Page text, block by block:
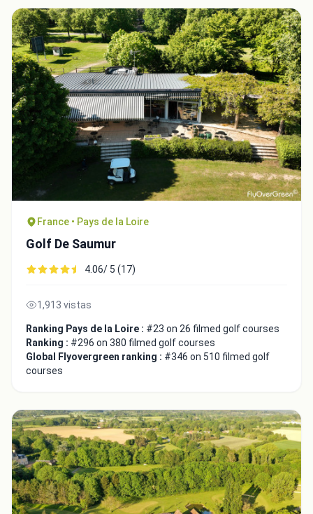
France • Pays de la Loire
Golf De Saumur
4.06/ 5 (17)
1,913 vistas
Ranking Pays de la Loire : #23 on 26 filmed golf courses
Ranking : #296 on 380 filmed golf courses
Global Flyovergreen ranking : #346 on 510 filmed golf
courses
Close